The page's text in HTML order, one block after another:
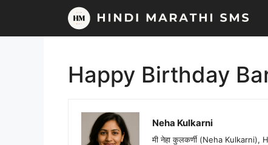
content
Happy Birthday
Neha Kulkarni
मी नेहा कुलकर्णी (Neha Kulkarni),